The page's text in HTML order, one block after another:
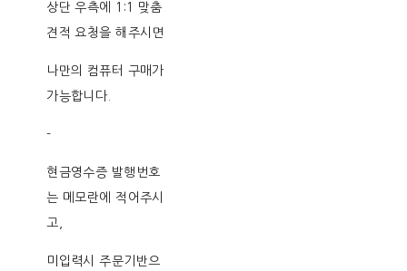
상단 우측에 1:1 맞춤
견적 요청을 해주시면
나만의 컴퓨터 구매가
가능합니다.
-
현금영수증 발행번호
는 메모란에 적어주시
고,
미입력시 주문기반으